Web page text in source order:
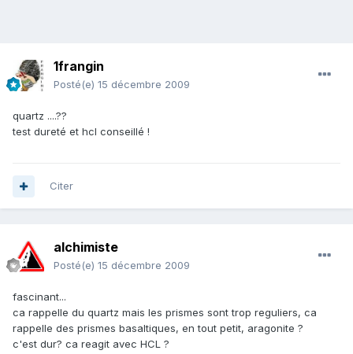
1frangin
Posté(e) 15 décembre 2009
quartz ....??
test dureté et hcl conseillé !
Citer
alchimiste
Posté(e) 15 décembre 2009
fascinant...
ca rappelle du quartz mais les prismes sont trop reguliers, ca
rappelle des prismes basaltiques, en tout petit, aragonite ?
c'est dur? ca reagit avec HCL ?